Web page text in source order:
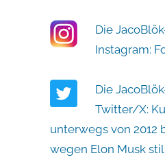
Die
Instagram:
Die
Twitter/X:
unterwegs von 2012
wegen Elon Musk